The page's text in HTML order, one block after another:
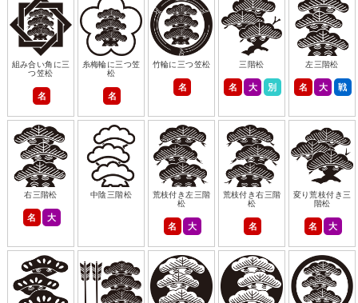
組み合い角に三
つ笠松
名
糸梅輪に三つ笠
松
名
竹輪に三つ笠松
名
三階松
名 大 別
左三階松
名 大 戦
右三階松
名 大
中陰三階松
荒枝付き左三階
松
名 大
荒枝付き右三階
松
名
変り荒枝付き三
階松
名 大